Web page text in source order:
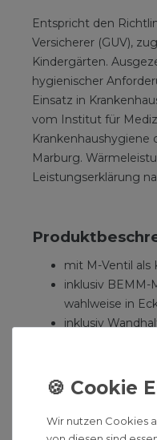
Entspricht den
Versicherer (GUV),
Kindergärten.
hygienischer
Einsatz in
vom Institut für
Krankenhaushygiene
Marburg.
Leistungserklärung
mit M-Ventil als
inklusiv BEMM-
wahlweise in
inklusiv
mit 4
emmissionsfrei
Wir nutzen Cookies